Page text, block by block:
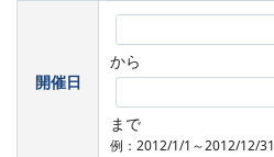
開催日
から
まで
例：2012/1/1～2012/12/31